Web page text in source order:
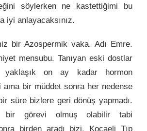
söylerken ne kastettiğimi bu
iyi anlayacaksınız.
bir Azospermik vaka. Adı Emre.
mensubu. Tanıyan eski dostlar
yaklaşık on ay kadar hormon
ama bir müddet sonra her nedense
süre bizlere geri dönüş yapmadı.
bir görevi olmuş olabilir tabi
birden aradı bizi. Kocaeli Tıp